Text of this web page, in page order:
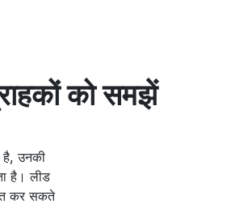
को समझें
उनकी
है। लीड
कर सकते